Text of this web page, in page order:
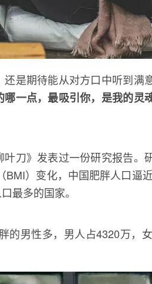
是期待能从对方口中听到满
一点，最吸引你，是我的灵
刀》发表过一份研究报告。
）变化，中国肥胖人口逼近
最多的国家。
的男性多，男人占4320万，